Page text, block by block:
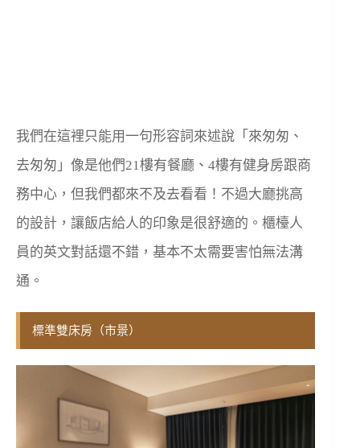
我們在這裡只能用一句形容詞來述說「來匆匆、
去匆匆」像是他們21樓有餐廳、4樓有健身房跟商
務中心，但我們都來不及去看看！不過大廳挑高
的設計，讓飯店給人的印象是很舒適的。櫃檯人
員的英文對話還不錯，基本不太需要害怕無法溝
通。
標準雙床房（市景）